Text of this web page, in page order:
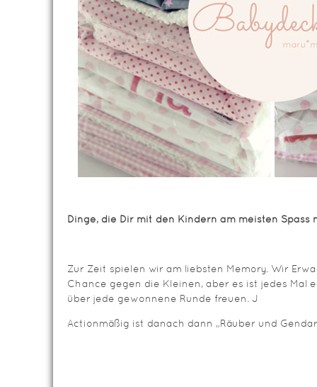
Dinge, die Dir mit den Kindern am meisten Spass
Zur Zeit spielen wir am liebsten Memory. Wir
Chance gegen die Kleinen, aber es ist jedes Mal
über jede gewonnene Runde freuen. J
Actionmäßig ist danach dann „Räuber und